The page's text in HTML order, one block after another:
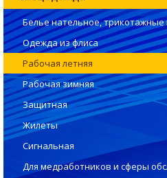
Белье нательное, трикотажные
Одежда из флиса
Рабочая летняя
Рабочая зимняя
Защитная
Жилеты
Сигнальная
Для медработников и сферы